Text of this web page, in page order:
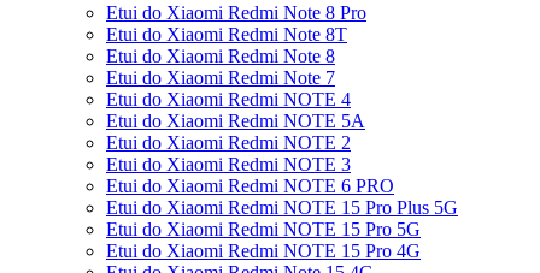
Etui do Xiaomi Redmi Note 8 Pro
Etui do Xiaomi Redmi Note 8T
Etui do Xiaomi Redmi Note 8
Etui do Xiaomi Redmi Note 7
Etui do Xiaomi Redmi NOTE 4
Etui do Xiaomi Redmi NOTE 5A
Etui do Xiaomi Redmi NOTE 2
Etui do Xiaomi Redmi NOTE 3
Etui do Xiaomi Redmi NOTE 6 PRO
Etui do Xiaomi Redmi NOTE 15 Pro Plus 5G
Etui do Xiaomi Redmi NOTE 15 Pro 5G
Etui do Xiaomi Redmi NOTE 15 Pro 4G